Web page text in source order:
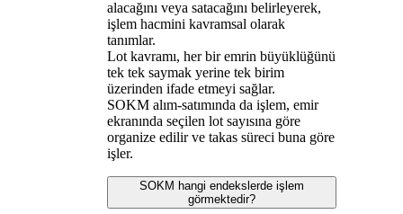
alacağını veya satacağını belirleyerek,
işlem hacmini kavramsal olarak
tanımlar.
Lot kavramı, her bir emrin büyüklüğünü
tek tek saymak yerine tek birim
üzerinden ifade etmeyi sağlar.
SOKM alım-satımında da işlem, emir
ekranında seçilen lot sayısına göre
organize edilir ve takas süreci buna göre
işler.
SOKM hangi endekslerde işlem
görmektedir?